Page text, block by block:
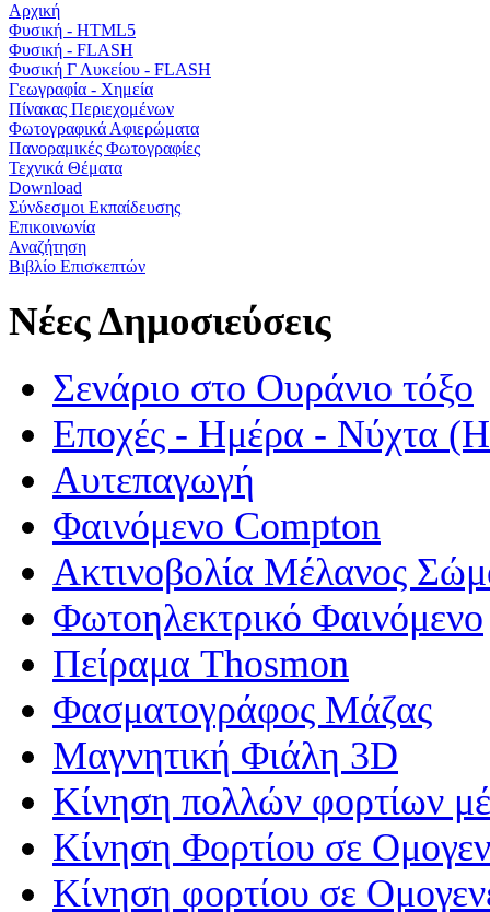
Αρχική
Φυσική - HTML5
Φυσική - FLASH
Φυσική Γ Λυκείου - FLASH
Γεωγραφία - Χημεία
Πίνακας Περιεχομένων
Φωτογραφικά Αφιερώματα
Πανοραμικές Φωτογραφίες
Τεχνικά Θέματα
Download
Σύνδεσμοι Εκπαίδευσης
Επικοινωνία
Αναζήτηση
Βιβλίο Επισκεπτών
Νέες Δημοσιεύσεις
Σενάριο στο Ουράνιο τόξο
Εποχές - Ημέρα - Νύχτα
Αυτεπαγωγή
Φαινόμενο Compton
Ακτινοβολία Μέλανος
Φωτοηλεκτρικό Φαινόμενο
Πείραμα Thosmon
Φασματογράφος Μάζας
Μαγνητική Φιάλη 3D
Κίνηση πολλών φορτίων
Κίνηση Φορτίου σε
Κίνηση φορτίου σε